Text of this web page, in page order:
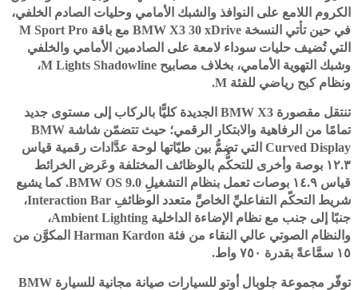
الكروم اللامع على النوافذ والشبك الأمامي وحليات الصادم الخلفي،
في حين تأتي النسخة BMW X3 30 xDrive مع باقة M Sport Pro
التي تُضيف حليات سوداء لامعة على الصادمين الأمامي والخلفي
وشبك التهوية الأمامي، بخلاف مصابيح M Lights Shadowline،
ونظام كبح رياضي للفئة M.
تنتقل مقصورة BMW X3 الجديدة كليًّا بالركاب إلى مستوى جديد
تمامًا من الرفاهية والابتكار الرقمي؛ حيث تتضمّن شاشة BMW
Curved Display التي تضمُّ بين طيّاتها لوحة عدَّادات رقمية قياس
١٢.٣ بوصة وأخرى للتحكُّم بالوظائف المختلفة وعَرض الخرائط
قياس ١٤.٩ بوصات تعمل بنظام التشغيلِ BMW OS 9.0. كما يشيع
شريط التحكّم التفاعليِّ الخاصِّ متعدد الوظائفِ Interaction Bar،
جنبًا إلى جنب مع نظام الإضاءة الداخلية Ambient Lighting،
والنظام الصوتي عالي النقاء من فئة Harman Kardon المكوَّن من
١٥ سمَّاعةً بقدرة ٧٥٠ واط.
توفّر مجموعة جلوبال أوتو للسيارات صيانة مجانية للسيارة BMW